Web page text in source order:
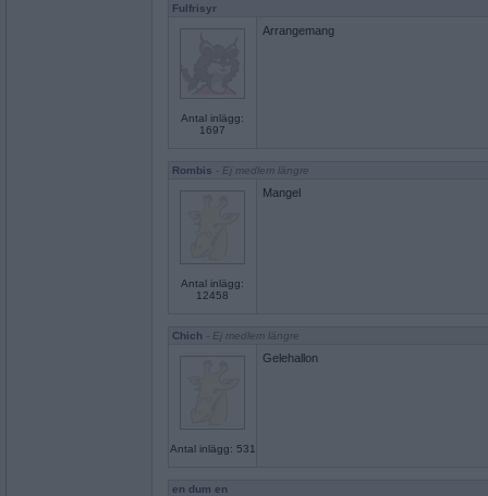
Fulfrisyr
Antal inlägg:
1697
Arrangemang
Rombis - Ej medlem längre
Antal inlägg:
12458
Mangel
Chich - Ej medlem längre
Antal inlägg: 531
Gelehallon
en dum en